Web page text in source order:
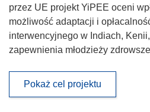
przez UE projekt YiPEE oceni
możliwość adaptacji i
interwencyjnego w Indiach,
zapewnienia młodzieży
Pokaż cel projektu